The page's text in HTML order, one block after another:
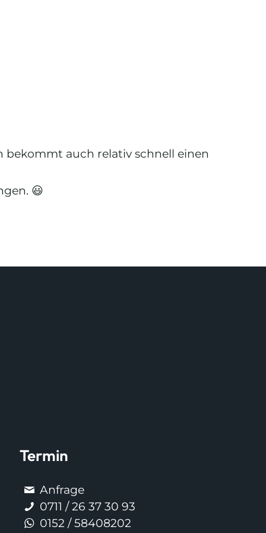
bekommt auch relativ schnell einen
😃
Termin
Anfrage
0711 / 26 37 30 93
0152 / 58408202